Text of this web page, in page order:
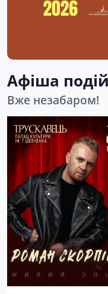
Афіша
Вже незабаром!